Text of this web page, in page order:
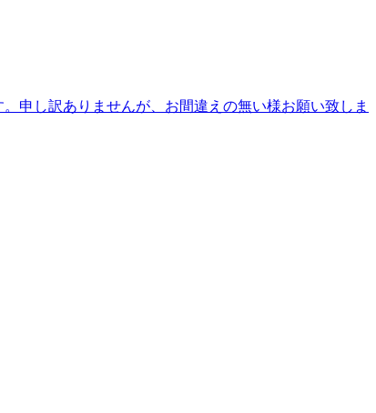
申し訳ありませんが、お間違えの無い様お願い致しま